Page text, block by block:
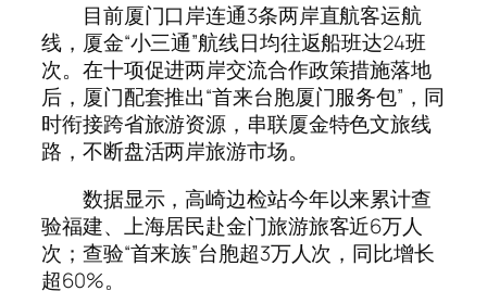
目前厦门口岸连通3条两岸直航客运航
线，厦金“小三通”航线日均往返船班达24班
次。在十项促进两岸交流合作政策措施落地
后，厦门配套推出“首来台胞厦门服务包”，同
时衔接跨省旅游资源，串联厦金特色文旅线
路，不断盘活两岸旅游市场。
数据显示，高崎边检站今年以来累计查
验福建、上海居民赴金门旅游旅客近6万人
次；查验“首来族”台胞超3万人次，同比增长
超60%。